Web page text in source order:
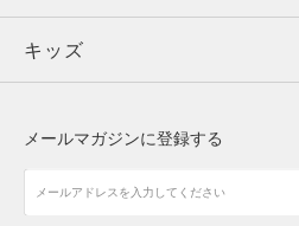
キッズ
アクセサリー
ボトムス
アクセサリー
トップス
シューズ
キッズ
メールマガジンに登録する